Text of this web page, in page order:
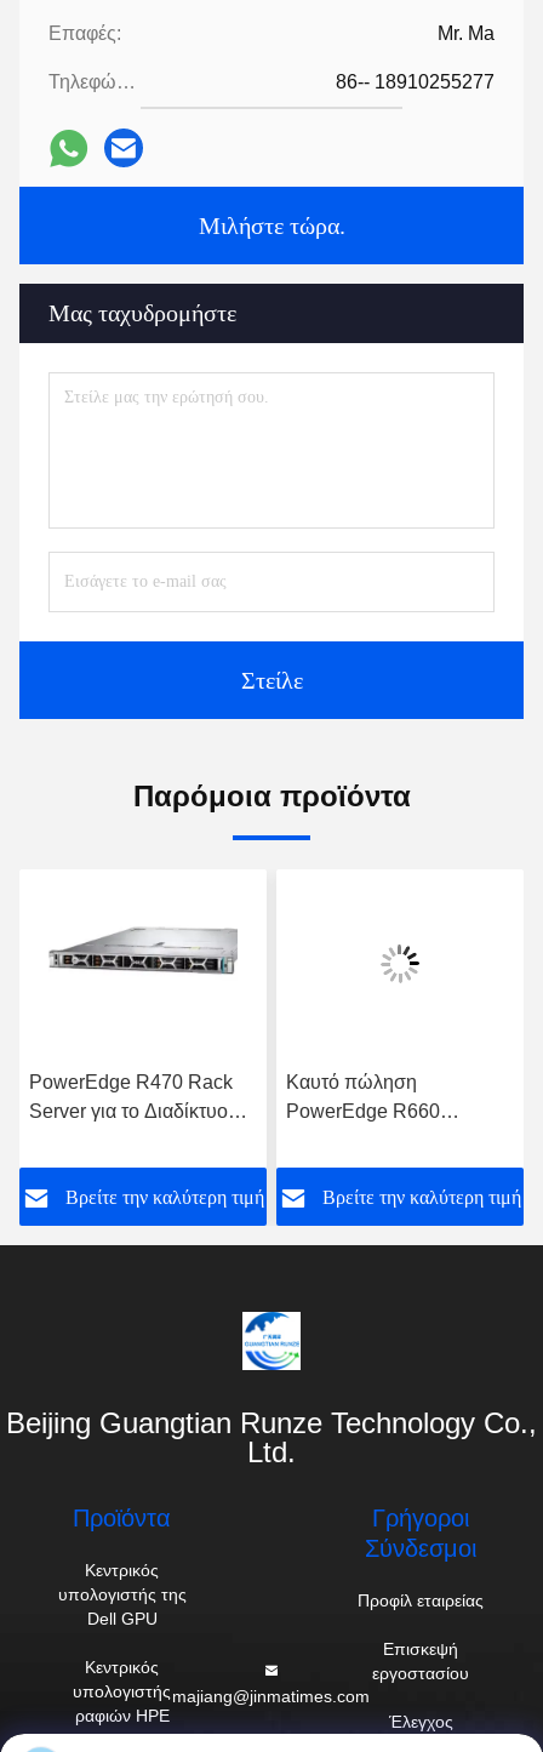
Επαφές: Mr. Ma
Τηλεφώνημα: 86-- 18910255277
Μιλήστε τώρα.
Μας ταχυδρομήστε
Στείλε
Παρόμοια προϊόντα
PowerEdge R470 Rack
Server για το Διαδίκτυο
Αποθήκευσης Δεδομένων
Υπολογιστής
Βρείτε την καλύτερη τιμή
Καυτό πώληση
PowerEdge R660
αποθήκευσης δεδομένων
με επεξεργαστή Intel Xeon
για επιχειρηματικές
Βρείτε την καλύτερη τιμή
Beijing Guangtian Runze Technology Co.,
Ltd.
Προϊόντα
Κεντρικός
υπολογιστής της
Dell GPU
Κεντρικός
υπολογιστής
ραφιών HPE
majiang@jinmatimes.com
Γρήγοροι
Σύνδεσμοι
Προφίλ εταιρείας
Επισκεψή
εργοστασίου
Έλεγχος